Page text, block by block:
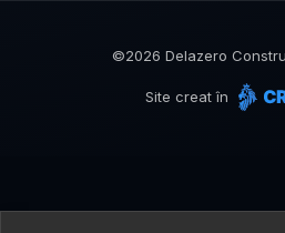
©2026 Delazero
Site creat în